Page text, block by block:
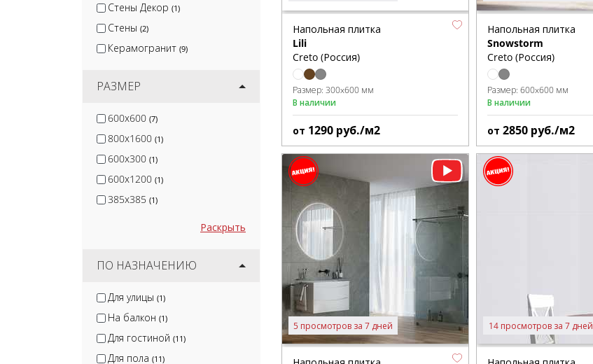
Стены Декор (1)
Стены (2)
Керамогранит (9)
РАЗМЕР
600x600 (7)
800x1600 (1)
600x300 (1)
600x1200 (1)
385x385 (1)
Раскрыть
ПО НАЗНАЧЕНИЮ
Для улицы (1)
На балкон (1)
Для гостиной (11)
Для пола (11)
Напольная плитка
Lili
Creto (Россия)
Размер: 300x600 мм
В наличии
от 1290 руб./м2
Напольная плитка
Snowstorm
Creto (Россия)
Размер:600x600 мм
В наличии
от2850 руб./м2
5 просмотров за 7 дней 14 просмотров за 7 дней